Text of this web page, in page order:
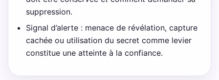
suppression.
Signal d’alerte : menace de révélation, capture
cachée ou utilisation du secret comme levier
constitue une atteinte à la confiance.